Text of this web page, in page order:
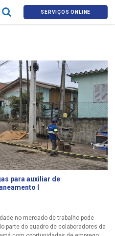
SERVIÇOS ONLINE
para auxiliar de
I
no mercado de trabalho pode
parte do quadro de colaboradores da